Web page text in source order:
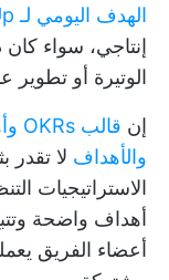
الهدف اليومي لـ ClickUp
إنتاجي، سواء
الوتيرة أو
إن
والأهداف لا تقدر
الاستراتيجيات
أهداف واضحة
أعضاء الفريق